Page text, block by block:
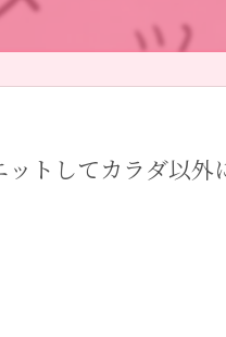
ットしてカラダ以外